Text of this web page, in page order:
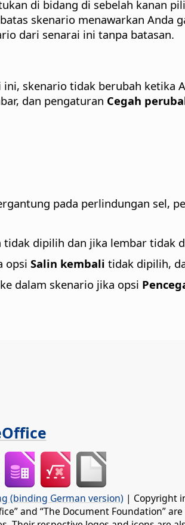
di bidang di sebelah kanan
skenario menawarkan Anda
dari senarai ini tanpa batasan.
skenario tidak berubah ketika
dan pengaturan Cegah
pada perlindungan sel,
tidak dipilih dan jika lembar tidak
opsi Salin kembali tidak dipilih,
dalam skenario jika opsi
(binding German version) | Copyright
and “The Document Foundation”